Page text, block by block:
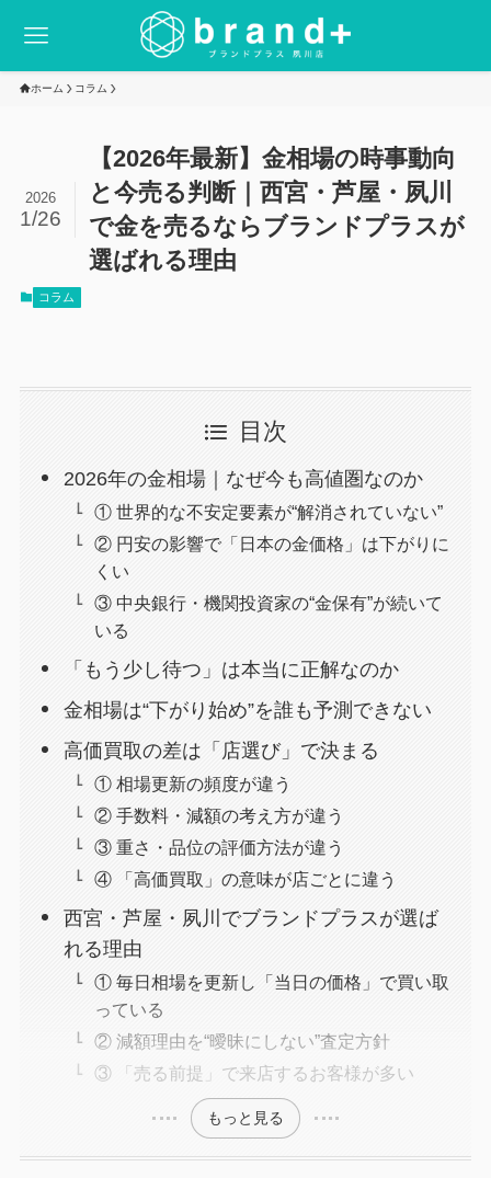
ホーム コラム
【2026年最新】金相場の時事動向
と今売る判断｜西宮・芦屋・夙川
で金を売るならブランドプラスが
選ばれる理由
2026
1/26
コラム
目次
2026年の金相場｜なぜ今も高値圏なのか
① 世界的な不安定要素が“解消されていない”
② 円安の影響で「日本の金価格」は下がりに
くい
③ 中央銀行・機関投資家の“金保有”が続いて
いる
「もう少し待つ」は本当に正解なのか
金相場は“下がり始め”を誰も予測できない
高価買取の差は「店選び」で決まる
① 相場更新の頻度が違う
② 手数料・減額の考え方が違う
③ 重さ・品位の評価方法が違う
④ 「高価買取」の意味が店ごとに違う
西宮・芦屋・夙川でブランドプラスが選ば
れる理由
① 毎日相場を更新し「当日の価格」で買い取
っている
② 減額理由を“曖昧にしない”査定方針
③ 「売る前提」で来店するお客様が多い
もっと見る